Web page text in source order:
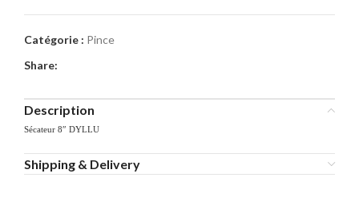
Catégorie : Pince
Share:
Description
Sécateur 8″ DYLLU
Shipping & Delivery